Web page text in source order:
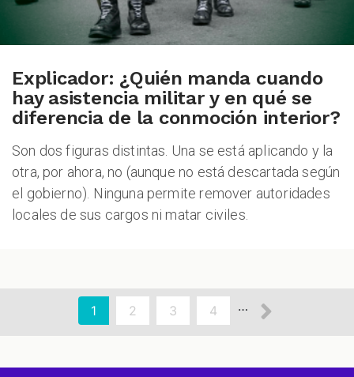
Explicador: ¿Quién manda cuando
hay asistencia militar y en qué se
diferencia de la conmoción interior?
Son dos figuras distintas. Una se está aplicando y la
otra, por ahora, no (aunque no está descartada según
el gobierno). Ninguna permite remover autoridades
locales de sus cargos ni matar civiles.
Página
actual
1 Page
2 Page
3 Page
4 …